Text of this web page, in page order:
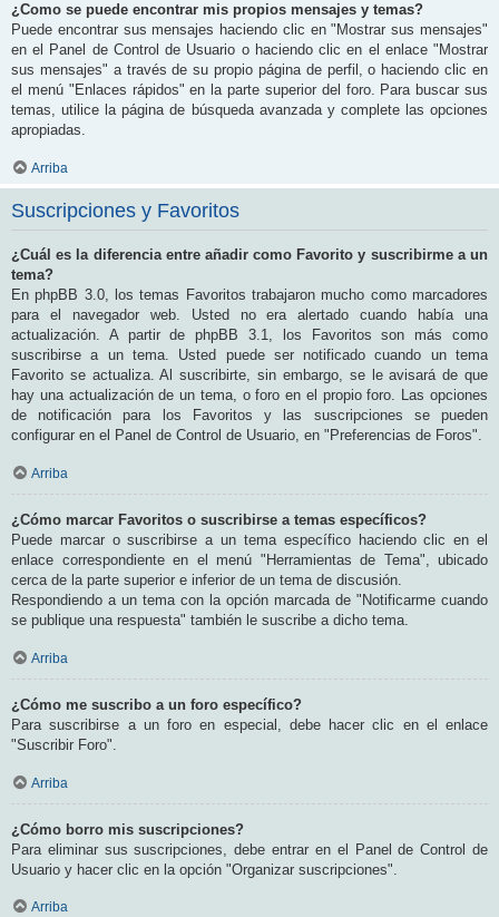
¿Como se puede encontrar mis propios mensajes y temas?
Puede encontrar sus mensajes haciendo clic en "Mostrar sus mensajes"
en el Panel de Control de Usuario o haciendo clic en el enlace "Mostrar
sus mensajes" a través de su propio página de perfil, o haciendo clic en
el menú "Enlaces rápidos" en la parte superior del foro. Para buscar sus
temas, utilice la página de búsqueda avanzada y complete las opciones
apropiadas.
Arriba
Suscripciones y Favoritos
¿Cuál es la diferencia entre añadir como Favorito y suscribirme a un
tema?
En phpBB 3.0, los temas Favoritos trabajaron mucho como marcadores
para el navegador web. Usted no era alertado cuando había una
actualización. A partir de phpBB 3.1, los Favoritos son más como
suscribirse a un tema. Usted puede ser notificado cuando un tema
Favorito se actualiza. Al suscribirte, sin embargo, se le avisará de que
hay una actualización de un tema, o foro en el propio foro. Las opciones
de notificación para los Favoritos y las suscripciones se pueden
configurar en el Panel de Control de Usuario, en "Preferencias de Foros".
Arriba
¿Cómo marcar Favoritos o suscribirse a temas específicos?
Puede marcar o suscribirse a un tema específico haciendo clic en el
enlace correspondiente en el menú "Herramientas de Tema", ubicado
cerca de la parte superior e inferior de un tema de discusión.
Respondiendo a un tema con la opción marcada de "Notificarme cuando
se publique una respuesta" también le suscribe a dicho tema.
Arriba
¿Cómo me suscribo a un foro específico?
Para suscribirse a un foro en especial, debe hacer clic en el enlace
"Suscribir Foro".
Arriba
¿Cómo borro mis suscripciones?
Para eliminar sus suscripciones, debe entrar en el Panel de Control de
Usuario y hacer clic en la opción "Organizar suscripciones".
Arriba